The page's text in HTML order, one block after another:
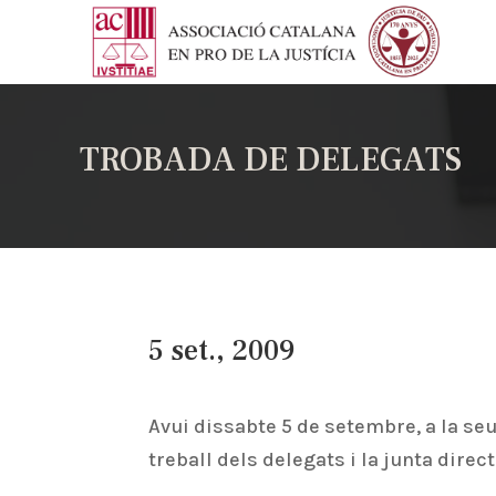
TROBADA DE DELEGATS
5 set., 2009
Avui dissabte 5 de setembre, a la
treball dels delegats i la junta